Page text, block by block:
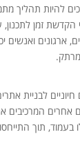
להיות
זמן לתכנון,
ארגונים ואנשים
לבניית
אחרים המרכיבים
בעמוד, תוך